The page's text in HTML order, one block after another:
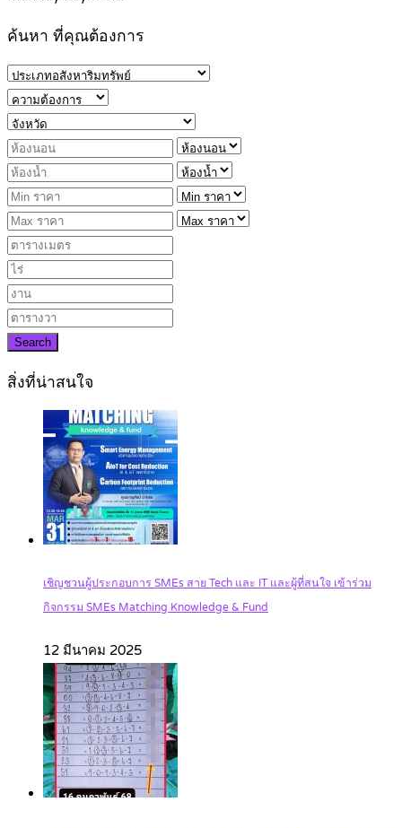
ค้นหา ที่คุณต้องการ
Search
สิ่งที่น่าสนใจ
เชิญชวนผู้ประกอบการ SMEs สาย Tech และ IT และผู้ที่สนใจ เข้าร่วม
กิจกรรม SMEs Matching Knowledge & Fund
12 มีนาคม 2025